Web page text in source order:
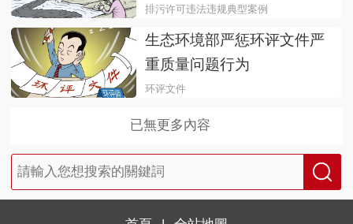
批）
排污许可违法违规典型案例
生态环境部严惩环评文件严
重质量问题行为
环评文件
已無更多內容